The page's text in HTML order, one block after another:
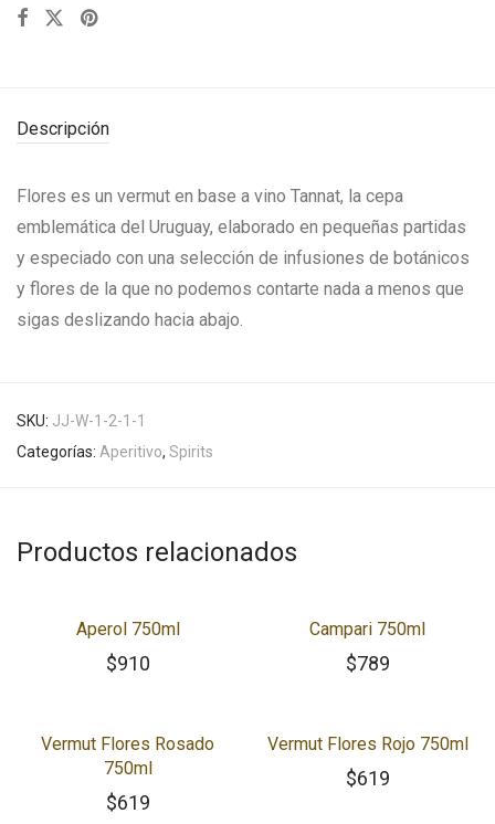
Descripción
Flores es un vermut en base a vino Tannat, la cepa
emblemática del Uruguay, elaborado en pequeñas partidas
y especiado con una selección de infusiones de botánicos
y flores de la que no podemos contarte nada a menos que
sigas deslizando hacia abajo.
SKU: JJ-W-1-2-1-1
Categorías: Aperitivo, Spirits
Productos relacionados
Aperol 750ml
$910
Campari 750ml
$789
Vermut Flores Rosado
750ml
$619
Vermut Flores Rojo 750ml
$619